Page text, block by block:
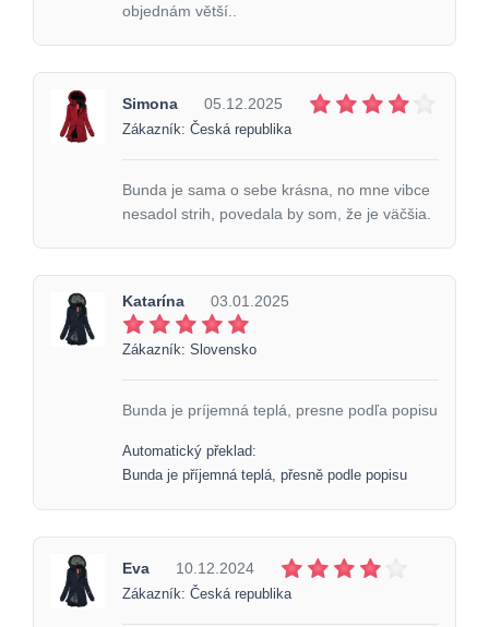
objednám větší..
Simona 05.12.2025
Zákazník: Česká republika
Bunda je sama o sebe krásna, no mne vibce
nesadol strih, povedala by som, že je väčšia.
Katarína 03.01.2025
Zákazník: Slovensko
Bunda je príjemná teplá, presne podľa popisu
Automatický překlad:
Bunda je příjemná teplá, přesně podle popisu
Eva 10.12.2024
Zákazník: Česká republika